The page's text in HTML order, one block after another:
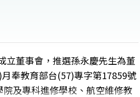
立董事會，推選孫永慶先生為董
奉教育部台(57)專字第17859號
及專科進修學校、航空維修教